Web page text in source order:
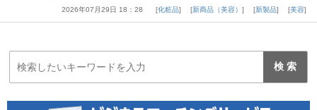
2026年07月29日 18：28 化粧品 新商品（美容） 新製品 美容